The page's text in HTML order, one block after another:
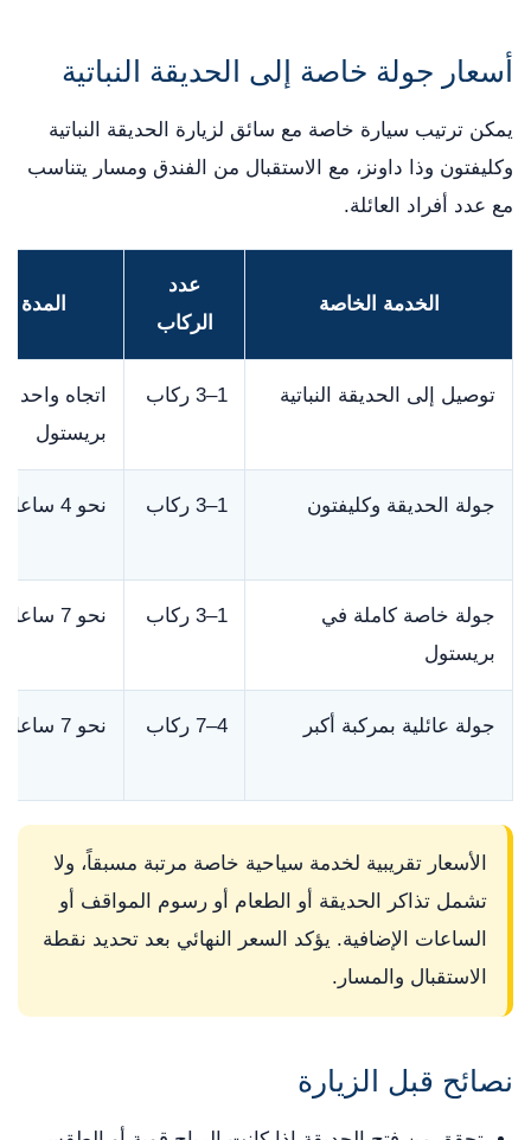
أسعار جولة خاصة إلى الحديقة النباتية
يمكن ترتيب سيارة خاصة مع سائق لزيارة الحديقة النباتية
وكليفتون وذا داونز، مع الاستقبال من الفندق ومسار يتناسب
مع عدد أفراد العائلة.
الخدمة الخاصة
عدد
الركاب
المدة
توصيل إلى الحديقة النباتية 1–3 ركاب
اتجاه واحد
بريستول
جولة الحديقة وكليفتون 1–3 ركاب نحو 4 ساعات
جولة خاصة كاملة في
بريستول
1–3 ركاب نحو 7 ساعات
جولة عائلية بمركبة أكبر 4–7 ركاب نحو 7 ساعات
الأسعار تقريبية لخدمة سياحية خاصة مرتبة مسبقاً، ولا
تشمل تذاكر الحديقة أو الطعام أو رسوم المواقف أو
الساعات الإضافية. يؤكد السعر النهائي بعد تحديد نقطة
الاستقبال والمسار.
نصائح قبل الزيارة